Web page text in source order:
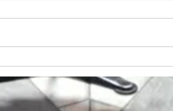
御礼（コール・クライス 第９
回演奏会）